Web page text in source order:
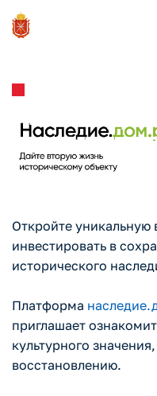
сохраняя
Откройте уникальную
инвестировать в
исторического
Платформа
приглашает
культурного
восстановлению.